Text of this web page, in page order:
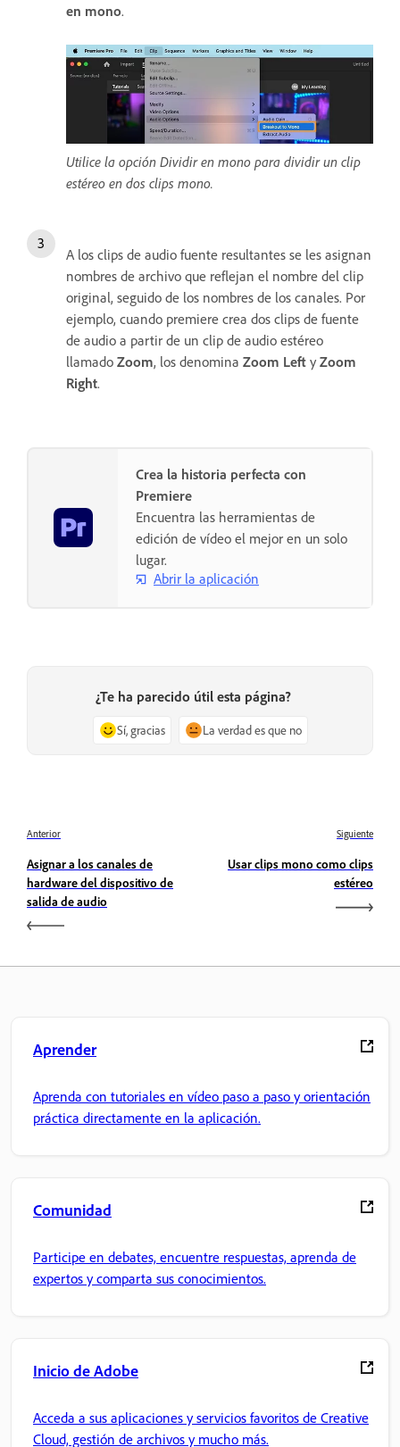
en mono.
Utilice la opción Dividir en mono para dividir un clip
estéreo en dos clips mono.
A los clips de audio fuente resultantes se les asignan
nombres de archivo que reflejan el nombre del clip
original, seguido de los nombres de los canales. Por
ejemplo, cuando premiere crea dos clips de fuente
de audio a partir de un clip de audio estéreo
llamado Zoom, los denomina Zoom Left y Zoom
Right.
Crea la historia perfecta con
Premiere
Encuentra las herramientas de
edición de vídeo el mejor en un solo
lugar.
Abrir la aplicación
¿Te ha parecido útil esta página?
Sí, gracias La verdad es que no
Anterior
Asignar a los canales de
hardware del dispositivo de
salida de audio
Siguiente
Usar clips mono como clips
estéreo
Aprender
Aprenda con tutoriales en vídeo paso a paso y orientación
práctica directamente en la aplicación.
Comunidad
Participe en debates, encuentre respuestas, aprenda de
expertos y comparta sus conocimientos.
Inicio de Adobe
Acceda a sus aplicaciones y servicios favoritos de Creative
Cloud, gestión de archivos y mucho más.